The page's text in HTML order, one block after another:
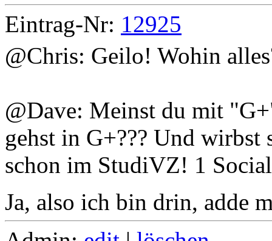
Eintrag-Nr: 12925
@Chris: Geilo! Wohin
@Dave: Meinst du mit
gehst in G+??? Und wirbst
schon im StudiVZ! 1
Ja, also ich bin drin, adde